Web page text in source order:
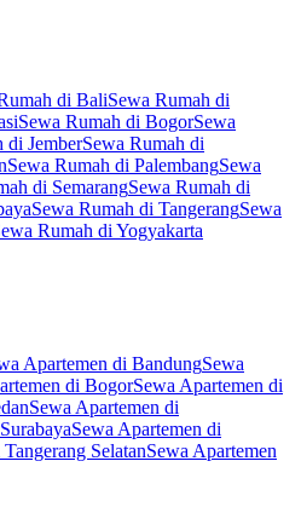
di BaliSewa Rumah di
Sewa Rumah di BogorSewa
di JemberSewa Rumah di
Sewa Rumah di PalembangSewa
di SemarangSewa Rumah di
Sewa Rumah di TangerangSewa
Rumah di Yogyakarta
Apartemen di BandungSewa
di BogorSewa Apartemen di
Sewa Apartemen di
Sewa Apartemen di
SelatanSewa Apartemen